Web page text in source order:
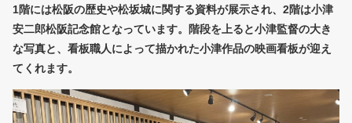
1階には松阪の歴史や松坂城に関する資料が展示され、2階は小津
安二郎松阪記念館となっています。階段を上ると小津監督の大き
な写真と、看板職人によって描かれた小津作品の映画看板が迎え
てくれます。